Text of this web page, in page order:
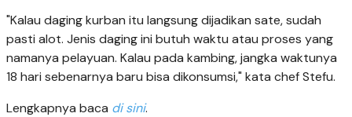
"Kalau daging kurban itu langsung dijadikan sate, sudah
pasti alot. Jenis daging ini butuh waktu atau proses yang
namanya pelayuan. Kalau pada kambing, jangka waktunya
18 hari sebenarnya baru bisa dikonsumsi," kata chef Stefu.
Lengkapnya baca di sini.